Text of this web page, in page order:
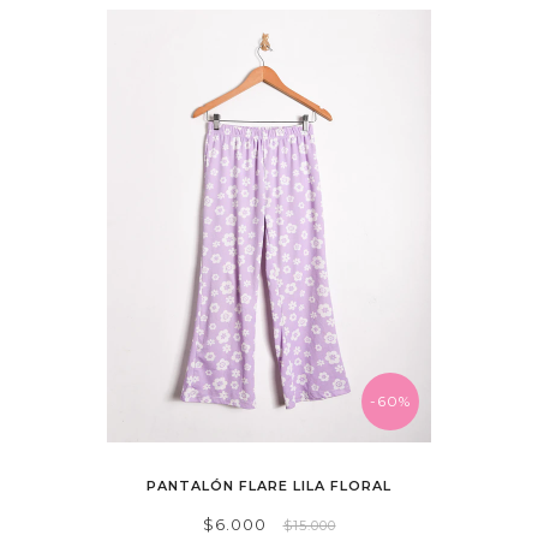
-60%
PANTALÓN FLARE LILA FLORAL
$6.000 $15.000